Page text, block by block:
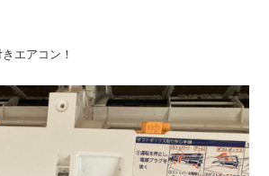
エアコン！